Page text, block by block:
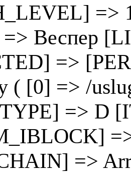
=>
Веспер
=>
( [0] => /
=> D
=>